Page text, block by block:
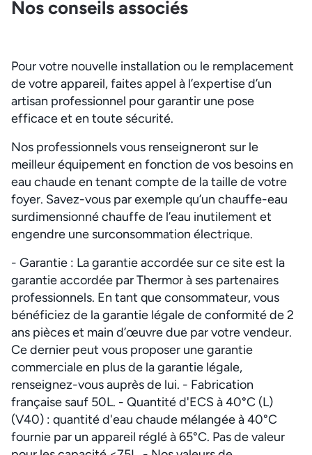
Nos conseils associés
Pour votre nouvelle installation ou le remplacement
de votre appareil, faites appel à l’expertise d’un
artisan professionnel pour garantir une pose
efficace et en toute sécurité.
Nos professionnels vous renseigneront sur le
meilleur équipement en fonction de vos besoins en
eau chaude en tenant compte de la taille de votre
foyer. Savez-vous par exemple qu’un chauffe-eau
surdimensionné chauffe de l’eau inutilement et
engendre une surconsommation électrique.
- Garantie : La garantie accordée sur ce site est la
garantie accordée par Thermor à ses partenaires
professionnels. En tant que consommateur, vous
bénéficiez de la garantie légale de conformité de 2
ans pièces et main d’œuvre due par votre vendeur.
Ce dernier peut vous proposer une garantie
commerciale en plus de la garantie légale,
renseignez-vous auprès de lui. - Fabrication
française sauf 50L. - Quantité d'ECS à 40°C (L)
(V40) : quantité d'eau chaude mélangée à 40°C
fournie par un appareil réglé à 65°C. Pas de valeur